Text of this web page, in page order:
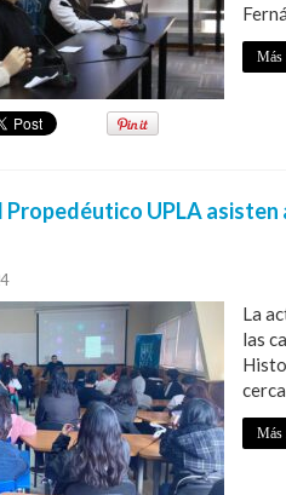
Más
UPLA
La
las
Más